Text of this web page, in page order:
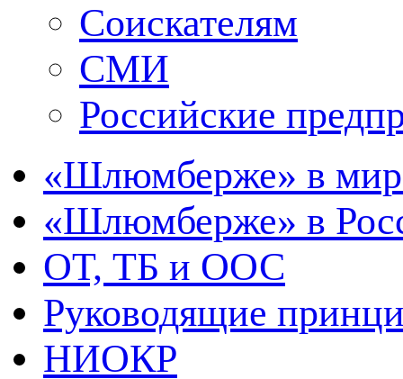
Соискателям
СМИ
Российские
«Шлюмберже» в
«Шлюмберже» в
ОТ, ТБ и ООС
Руководящие
НИОКР